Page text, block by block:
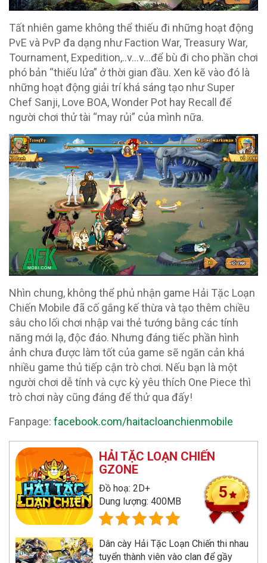
Tất nhiên game không thể thiếu đi những hoạt động
PvE và PvP đa dạng như Faction War, Treasury War,
Tournament, Expedition,..v…v…để bù đi cho phần chơi
phó bản “thiếu lửa” ở thời gian đầu. Xen kẽ vào đó là
những hoạt động giải trí khá sáng tạo như Super
Chef Sanji, Love BOA, Wonder Pot hay Recall để
người chơi thử tài “may rủi” của mình nữa.
Nhìn chung, không thể phủ nhận game Hải Tặc Loạn
Chiến Mobile đã cố gắng kế thừa và tạo thêm chiều
sâu cho lối chơi nhập vai thẻ tướng bằng các tính
năng mới lạ, độc đáo. Nhưng đáng tiếc phần hình
ảnh chưa được làm tốt của game sẽ ngăn cản khá
nhiều game thủ tiếp cận trò chơi. Nếu bạn là một
người chơi dễ tính và cực kỳ yêu thích One Piece thì
trò chơi này cũng đáng để thử qua đấy!
Fanpage: facebook.com/haitacloanchienmobile
HẢI TẶC LOẠN CHIẾN
GZONE
Đồ hoạ: 2D+
Dung lượng: 400MB
5
Dân cày Hải Tặc Loạn Chiến thi nhau
tuyển thành viên vào clan để gầy